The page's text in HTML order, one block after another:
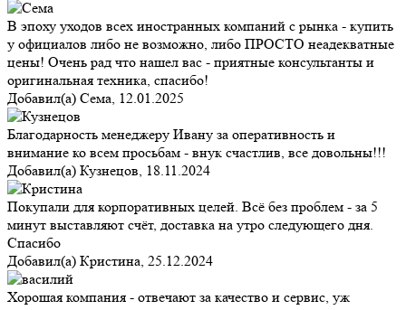
В эпоху уходов всех иностранных компаний с рынка - купить
у официалов либо не возможно, либо ПРОСТО неадекватные
цены! Очень рад что нашел вас - приятные консультанты и
оригинальная техника, спасибо!
Добавил(а) Сема, 12.01.2025
Благодарность менеджеру Ивану за оперативность и
внимание ко всем просьбам - внук счастлив, все довольны!!!
Добавил(а) Кузнецов, 18.11.2024
Покупали для корпоративных целей. Всё без проблем - за 5
минут выставляют счёт, доставка на утро следующего дня.
Спасибо
Добавил(а) Кристина, 25.12.2024
Хорошая компания - отвечают за качество и сервис, уж